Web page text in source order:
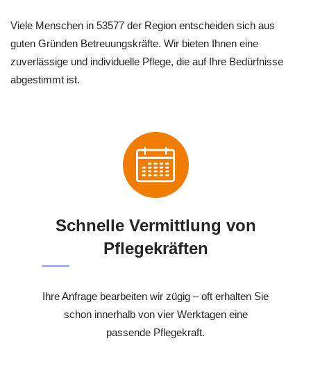
Viele Menschen in 53577 der Region entscheiden sich aus
guten Gründen Betreuungskräfte. Wir bieten Ihnen eine
zuverlässige und individuelle Pflege, die auf Ihre Bedürfnisse
abgestimmt ist.
Schnelle Vermittlung von
Pflegekräften
Ihre Anfrage bearbeiten wir zügig – oft erhalten Sie
schon innerhalb von vier Werktagen eine
passende Pflegekraft.